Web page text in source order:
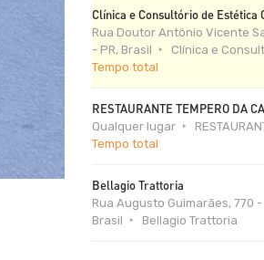
Clínica e Consultório de Estética
Rua Doutor Antônio Vicente
- PR, Brasil
Clínica e
Tempo total
RESTAURANTE TEMPERO DA
Qualquer lugar
Tempo total
Bellagio Trattoria
Rua Augusto Guimarães, 770
Brasil
Bellagio Trattoria